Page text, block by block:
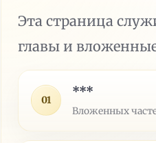
Эта страница
главы и
01
***
Вложенных